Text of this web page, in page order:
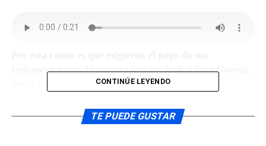
Por esta razón es que exigieron el pago de sus
remuneraciones de manera regular, indicó Juan Naveas,
junto con pedir una mesa de trabajo.
CONTINÚE LEYENDO
TE PUEDE GUSTAR